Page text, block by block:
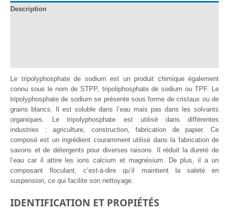
Description
Le tripolyphosphate de sodium est un produit chimique également
connu sous le nom de STPP, tripoliphosphate de sodium ou TPF. Le
tripolyphosphate de sodium se présente sous forme de cristaux ou de
grains blancs. Il est soluble dans l’eau mais pas dans les solvants
organiques. Le tripolyphosphate est utilisé dans différentes
industries : agriculture, construction, fabrication de papier. Ce
composé est un ingrédient couramment utilisé dans la fabrication de
savons et de détergents pour diverses raisons. Il réduit la dureté de
l’eau car il attire les ions calcium et magnésium. De plus, il a un
composant floculant, c’est-à-dire qu’il maintient la saleté en
suspension, ce qui facilite son nettoyage.
IDENTIFICATION ET PROPIÉTÉS